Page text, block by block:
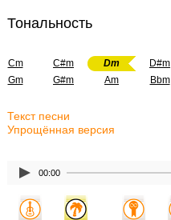
Тональность
Cm C#m Dm D#m
Gm
G#m Am Bbm
Текст песни
Упрощённая версия
00:00